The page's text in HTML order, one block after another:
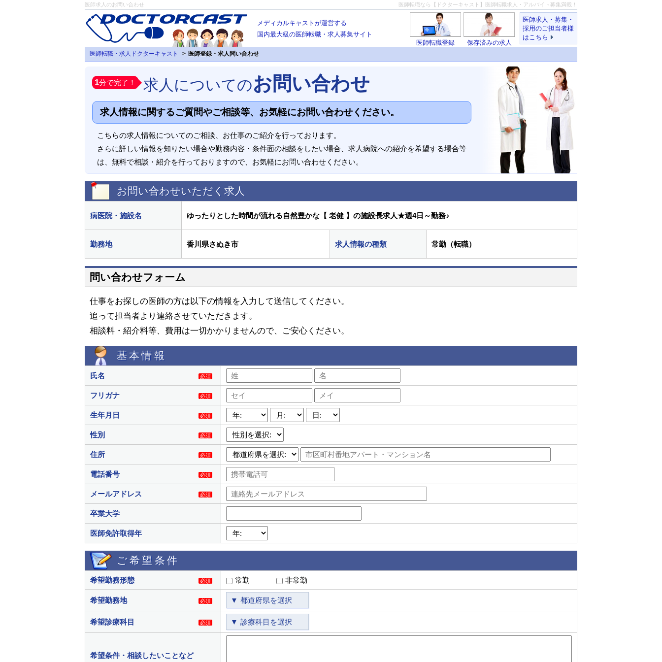
医師求人のお問い合わせ 医師転職なら【ドクターキャスト】医師転職求人・アルバイト募集満載！
メディカルキャストが運営する
国内最大級の医師転職・求人募集サイト
医師求人・募集・
採用のご担当者様
はこちら
保存済みの求人
医師転職登録
医師転職・求人ドクターキャスト 医師登録・求人問い合わせ
1分で完了！ 求人についてのお問い合わせ
求人情報に関するご質問やご相談等、お気軽にお問い合わせください。
こちらの求人情報についてのご相談、お仕事のご紹介を行っております。
さらに詳しい情報を知りたい場合や勤務内容・条件面の相談をしたい場合、求人病院への紹介を希望する場合等
は、無料で相談・紹介を行っておりますので、お気軽にお問い合わせください。
お問い合わせいただく求人
病医院・施設名 ゆったりとした時間が流れる自然豊かな【 老健 】の施設長求人★週4日～勤務♪
勤務地 香川県さぬき市 求人情報の種類 常勤（転職）
問い合わせフォーム
仕事をお探しの医師の方は以下の情報を入力して送信してください。
追って担当者より連絡させていただきます。
相談料・紹介料等、費用は一切かかりませんので、ご安心ください。
基本情報
氏名 必須
フリガナ 必須
生年月日 必須
性別 必須
住所 必須
電話番号 必須
メールアドレス 必須
卒業大学
医師免許取得年
ご希望条件
希望勤務形態 必須 常勤 非常勤
希望勤務地 必須 都道府県を選択
希望診療科目 必須 診療科目を選択
希望条件・相談したいことなど